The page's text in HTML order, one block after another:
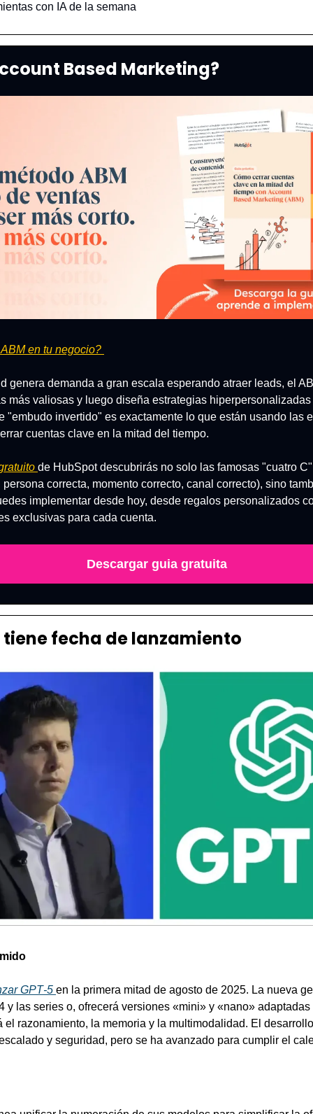
con IA de la semana
Based Marketing?
en tu negocio?
genera demanda a gran escala esperando atraer leads, el
más valiosas y luego diseña estrategias
"embudo invertido" es exactamente lo que están usando las
cuentas clave en la mitad del tiempo.
de HubSpot descubrirás no solo las famosas "cuatro
correcta, momento correcto, canal correcto), sino
implementar desde hoy, desde regalos personalizados
exclusivas para cada cuenta.
Descargar guia gratuita
tiene fecha de lanzamiento
GPT‑5 en la primera mitad de agosto de 2025. La nueva
y las series o, ofrecerá versiones «mini» y «nano»
el razonamiento, la memoria y la multimodalidad. El
y seguridad, pero se ha avanzado para cumplir el